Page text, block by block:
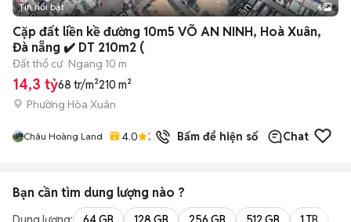
+2
Tin nổi bật 6
Cặp đất liền kề đường 10m5 VÕ AN NINH, Hoà Xuân,
Đà nẵng ✔️ DT 210m2 (
Đất thổ cư Ngang 10 m
14,3 tỷ68 tr/m²210 m²
Phường Hòa Xuân
Châu Hoàng Land 4.0 2 đã bánBấm để hiện số Chat
Bạn cần tìm dung lượng nào ?